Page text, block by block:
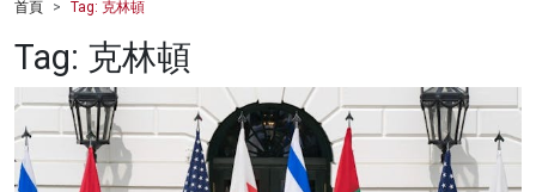
健康
商業
首頁 Tag: 克林頓
Tag: 克林頓